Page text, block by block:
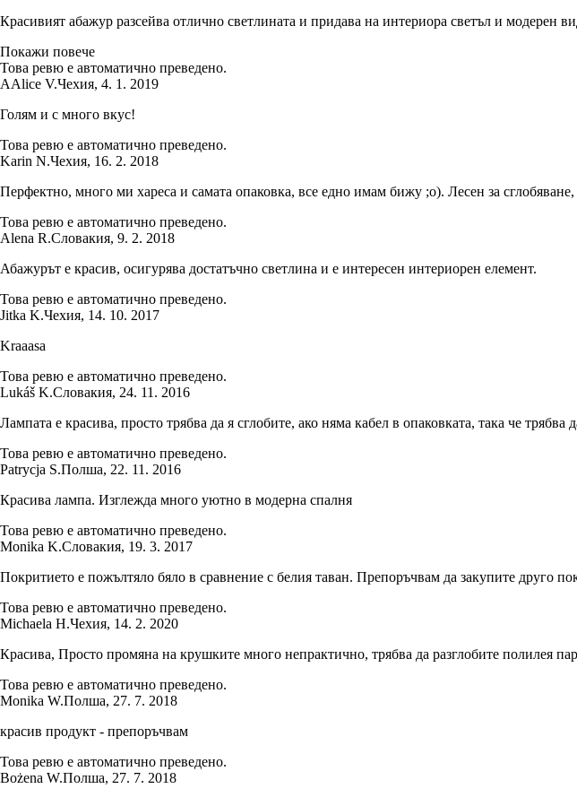
Красивият абажур разсейва отлично светлината и придава на интериора светъл и модерен
Покажи повече
Това ревю е автоматично преведено.
AAlice V.Чехия, 4. 1. 2019
Голям и с много вкус!
Това ревю е автоматично преведено.
Karin N.Чехия, 16. 2. 2018
Перфектно, много ми хареса и самата опаковка, все едно имам бижу ;o). Лесен за сглобяване,
Това ревю е автоматично преведено.
Alena R.Словакия, 9. 2. 2018
Абажурът е красив, осигурява достатъчно светлина и е интересен интериорен елемент.
Това ревю е автоматично преведено.
Jitka K.Чехия, 14. 10. 2017
Kraaasa
Това ревю е автоматично преведено.
Lukáš K.Словакия, 24. 11. 2016
Лампата е красива, просто трябва да я сглобите, ако няма кабел в опаковката, така че трябва
Това ревю е автоматично преведено.
Patrycja S.Полша, 22. 11. 2016
Красива лампа. Изглежда много уютно в модерна спалня
Това ревю е автоматично преведено.
Monika K.Словакия, 19. 3. 2017
Покритието е пожълтяло бяло в сравнение с белия таван. Препоръчвам да закупите друго
Това ревю е автоматично преведено.
Michaela H.Чехия, 14. 2. 2020
Красива, Просто промяна на крушките много непрактично, трябва да разглобите полилея
Това ревю е автоматично преведено.
Monika W.Полша, 27. 7. 2018
красив продукт - препоръчвам
Това ревю е автоматично преведено.
Bożena W.Полша, 27. 7. 2018